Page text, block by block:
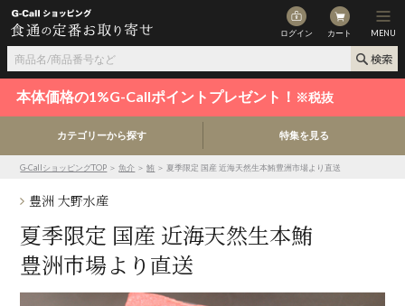
ログイン カート MENU
本体価格の1%G-Callポイントプレゼント！ ※税抜
カテゴリーから探す 特集を見る
G-CallショッピングTOP ＞魚介 ＞鮪 ＞ 夏季限定 国産 近海天然生本鮪豊洲市場より直送
豊洲 大野水産
夏季限定 国産 近海天然生本鮪
豊洲市場より直送